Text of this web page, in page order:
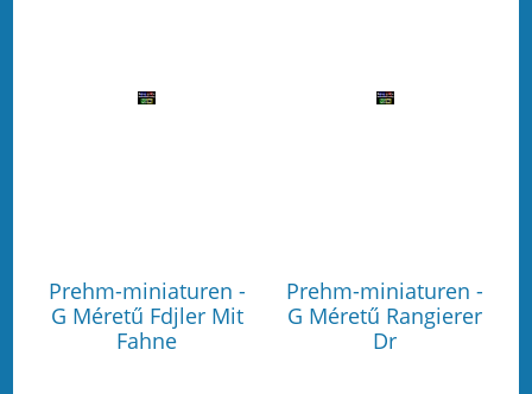
Prehm-miniaturen -
G Méretű Fdjler Mit
Fahne
Prehm-miniaturen -
G Méretű Rangierer
Dr